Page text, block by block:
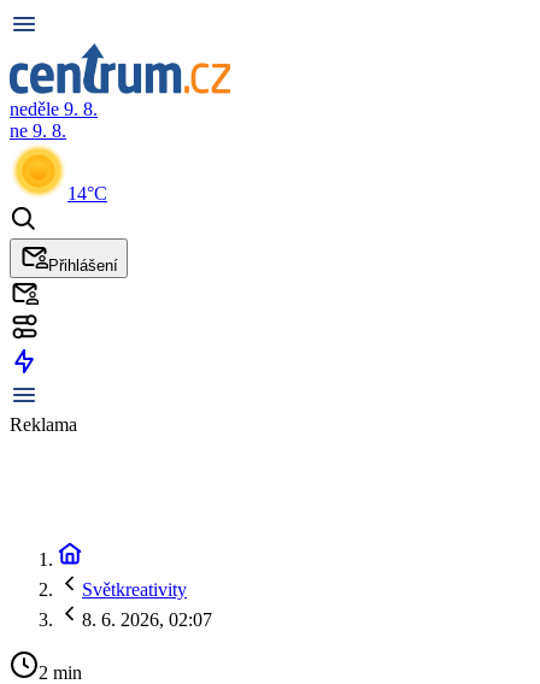
neděle 9. 8.
ne 9. 8.
14°C
Přihlášení
Reklama
Světkreativity
8. 6. 2026, 02:07
2 min